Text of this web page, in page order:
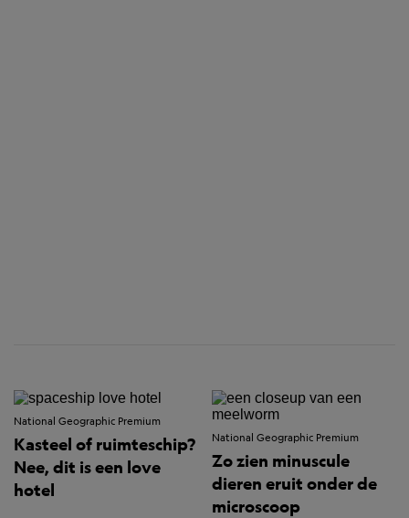
National Geographic Premium
Kasteel of ruimteschip?
Nee, dit is een love
hotel
National Geographic Premium
Zo zien minuscule
dieren eruit onder de
microscoop